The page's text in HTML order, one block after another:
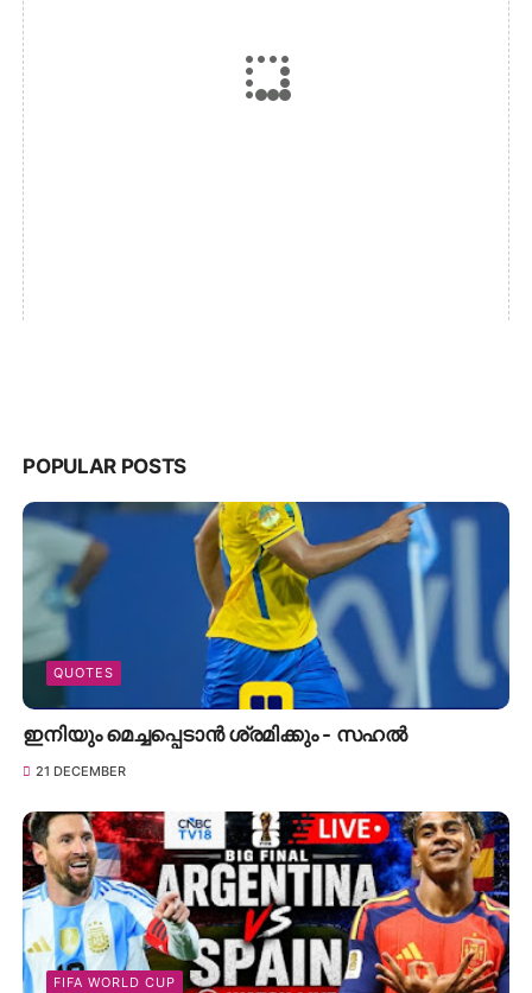
POPULAR POSTS
QUOTES
ഇനിയും മെച്ചപ്പെടാൻ ശ്രമിക്കും - സഹൽ
21 DECEMBER
FIFA WORLD CUP